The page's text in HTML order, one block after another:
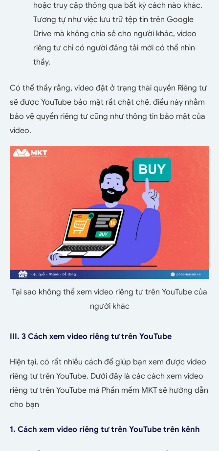
hoặc truy cập thông qua bất kỳ cách nào khác.
Tương tự như việc lưu trữ tệp tin trên Google
Drive mà không chia sẻ cho người khác, video
riêng tư chỉ có người đăng tải mới có thể nhìn
thấy.
Có thể thấy rằng, video đặt ở trạng thái quyền Riêng tư
sẽ được YouTube bảo mật rất chặt chẽ. điều này nhằm
bảo vệ quyền riêng tư cũng như thông tin bảo mật của
video.
Tại sao không thể xem video riêng tư trên YouTube của
người khác
III. 3 Cách xem video riêng tư trên YouTube
Hiện tại, có rất nhiều cách để giúp bạn xem được video
riêng tư trên YouTube. Dưới đây là các cách xem video
riêng tư trên YouTube mà Phần mềm MKT sẽ hướng dẫn
cho bạn
1. Cách xem video riêng tư trên YouTube trên kênh